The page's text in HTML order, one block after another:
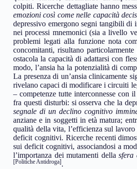
colpiti. Ricerche dettagliate hanno
emozioni così come nelle capacità
depressivo emergono segni tangibili
nei processi mnemonici (sia a livello
problemi legati alla funzione nota
concomitanti, risultano
ostacola la capacità di adattarsi con
modo, l’ansia ha la potenzialità di
La presenza di un’ansia clinicamente
rivelano capaci di modificare i circuiti
– competenze tutte interconnesse con
fra questi disturbi: si osserva che la
segnale di un declino cognitivo
anziane e in soggetti in età matura;
qualità della vita, l’efficienza sul
deficit cognitivi. Ricerche recenti
sui deficit cognitivi, associandosi a
l’importanza dei mutamenti dellasfera
[Politiche Antidroga].